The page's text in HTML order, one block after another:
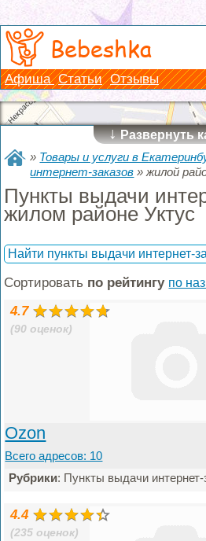
Bebeshka
Афиша Статьи Отзывы
↓Развернуть
» Товары и услуги в
интернет-заказов »жилой
Пункты выдачи
жилом районе Уктус
Найти пункты выдачи интернет-
Сортировать по рейтингу по
4.7
(90 оценок)
Ozon
Всего адресов: 10
Рубрики: Пункты выдачи интернет-
4.4
(235 оценок)